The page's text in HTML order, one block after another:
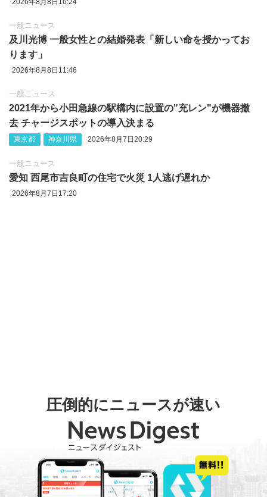
2026年8月8日16:24
一般ニュース
及川光博 一般女性との結婚発表「新しい命を授かってお
ります」
2026年8月8日11:46
一般ニュース
2021年から小田急線の駅構内に設置の"充レン"が機器撤
去 チャージスポットの導入決まる
東京都 神奈川県 2026年8月7日20:29
一般ニュース
愛知 西尾市吉良町の住宅で火災 1人逃げ遅れか
2026年8月7日17:20
圧倒的にニュースが速い